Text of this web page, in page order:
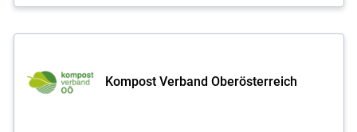
Kompost Verband Oberösterreich